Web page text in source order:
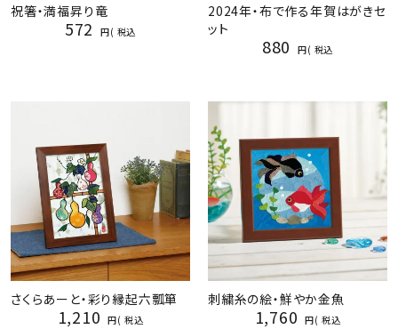
祝箸・満福昇り竜
572 税込
2024年・布で作る年賀はがきセ
ット
880 税込
さくらあーと・彩り縁起六瓢箪
1,210 税込
刺繍糸の絵・鮮やか金魚
1,760 税込